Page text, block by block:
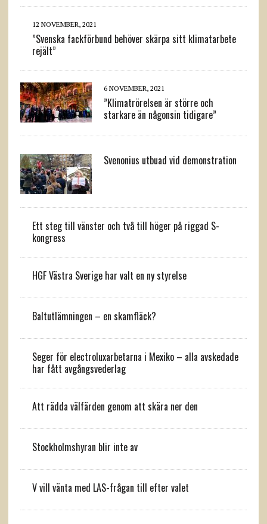
12 NOVEMBER, 2021
”Svenska fackförbund behöver skärpa sitt klimatarbete
rejält”
6 NOVEMBER, 2021
”Klimatrörelsen är större och
starkare än någonsin tidigare”
Svenonius utbuad vid demonstration
Ett steg till vänster och två till höger på riggad S-
kongress
HGF Västra Sverige har valt en ny styrelse
Baltutlämningen – en skamfläck?
Seger för electroluxarbetarna i Mexiko – alla avskedade
har fått avgångsvederlag
Att rädda välfärden genom att skära ner den
Stockholmshyran blir inte av
V vill vänta med LAS-frågan till efter valet